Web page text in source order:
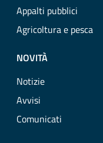
Appalti pubblici
Agricoltura e pesca
NOVITÀ
Notizie
Avvisi
Comunicati